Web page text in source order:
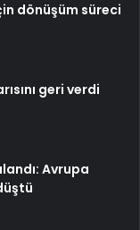
dönüşüm süreci
geri verdi
Avrupa